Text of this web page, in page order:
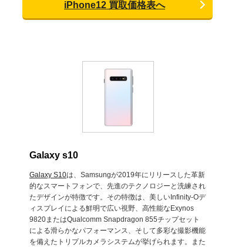
iPhone12 買取価格表へ
Galaxy s10
Galaxy S10は、Samsungが2019年にリリースした革新
的なスマートフォンで、先進のテクノロジーと洗練され
たデザインが特徴です。その特徴は、美しいInfinity-Oデ
ィスプレイによる鮮明で広い視野、高性能なExynos
9820またはQualcomm Snapdragon 855チップセット
による滑らかなパフォーマンス、そして多彩な撮影機能
を備えたトリプルカメラシステムが挙げられます。また